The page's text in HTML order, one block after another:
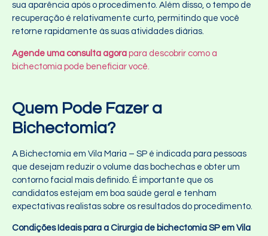
sua aparência após o procedimento. Além disso, o tempo de
recuperação é relativamente curto, permitindo que você
retorne rapidamente às suas atividades diárias.
Agende uma consulta agora para descobrir como a
bichectomia pode beneficiar você.
Quem Pode Fazer a
Bichectomia?
A Bichectomia em Vila Maria – SP é indicada para pessoas
que desejam reduzir o volume das bochechas e obter um
contorno facial mais definido. É importante que os
candidatos estejam em boa saúde geral e tenham
expectativas realistas sobre os resultados do procedimento.
Condições Ideais para a Cirurgia de bichectomia SP em Vila